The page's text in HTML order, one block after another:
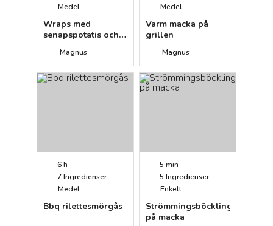
Medel
Wraps med
senapspotatis och
Magnus
Medel
Varm macka på
grillen
Magnus
6 h
7Ingredienser
Medel
Bbq rilettesmörgås
5 min
5 Ingredienser
Enkelt
Strömmingsböckling
på macka